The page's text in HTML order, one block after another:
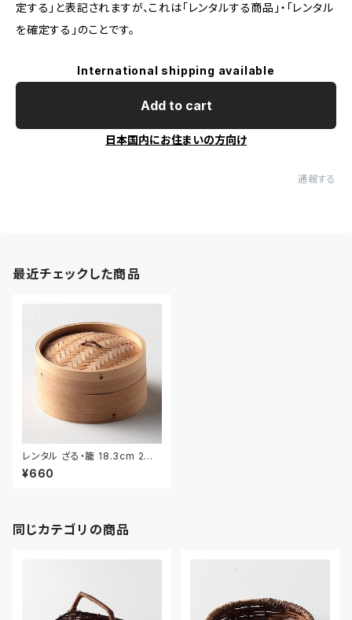
定する」と表記されますが、これは「レンタルする商品」・「レンタル
を確定する」のことです。
International shipping available
Add to cart
日本国内にお住まいの方向け
通報する
最近チェックした商品
レンタル ざる・籠 18.3cm 2枚
セット｜ZAR037
¥660
同じカテゴリの商品